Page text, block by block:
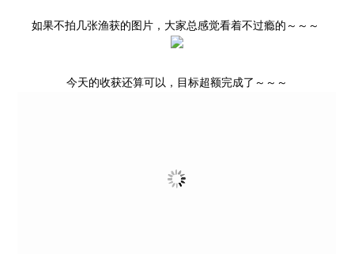
如果不拍几张渔获的图片，大家总感觉看着不过瘾的～～～
今天的收获还算可以，目标超额完成了～～～